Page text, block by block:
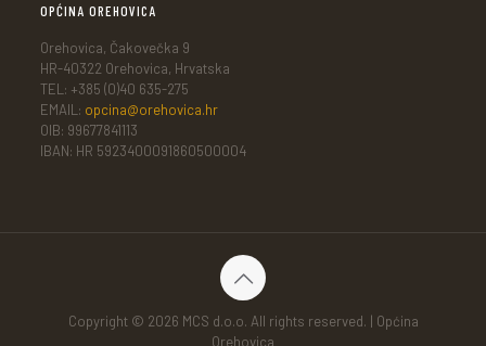
OPĆINA OREHOVICA
Orehovica, Čakovečka 9
HR-40322 Orehovica, Hrvatska
TEL: +385 (0)40 635-275
EMAIL: opcina@orehovica.hr
OIB: 99677841113
IBAN: HR 5923400091860500004
Copyright © 2026 MCS d.o.o. All rights reserved. | Općina
Orehovica